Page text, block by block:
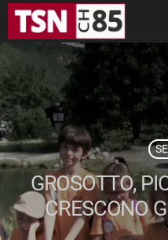
GROSOTTO,
CRESCONO